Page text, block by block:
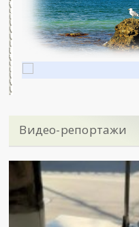
Видео-репортажи